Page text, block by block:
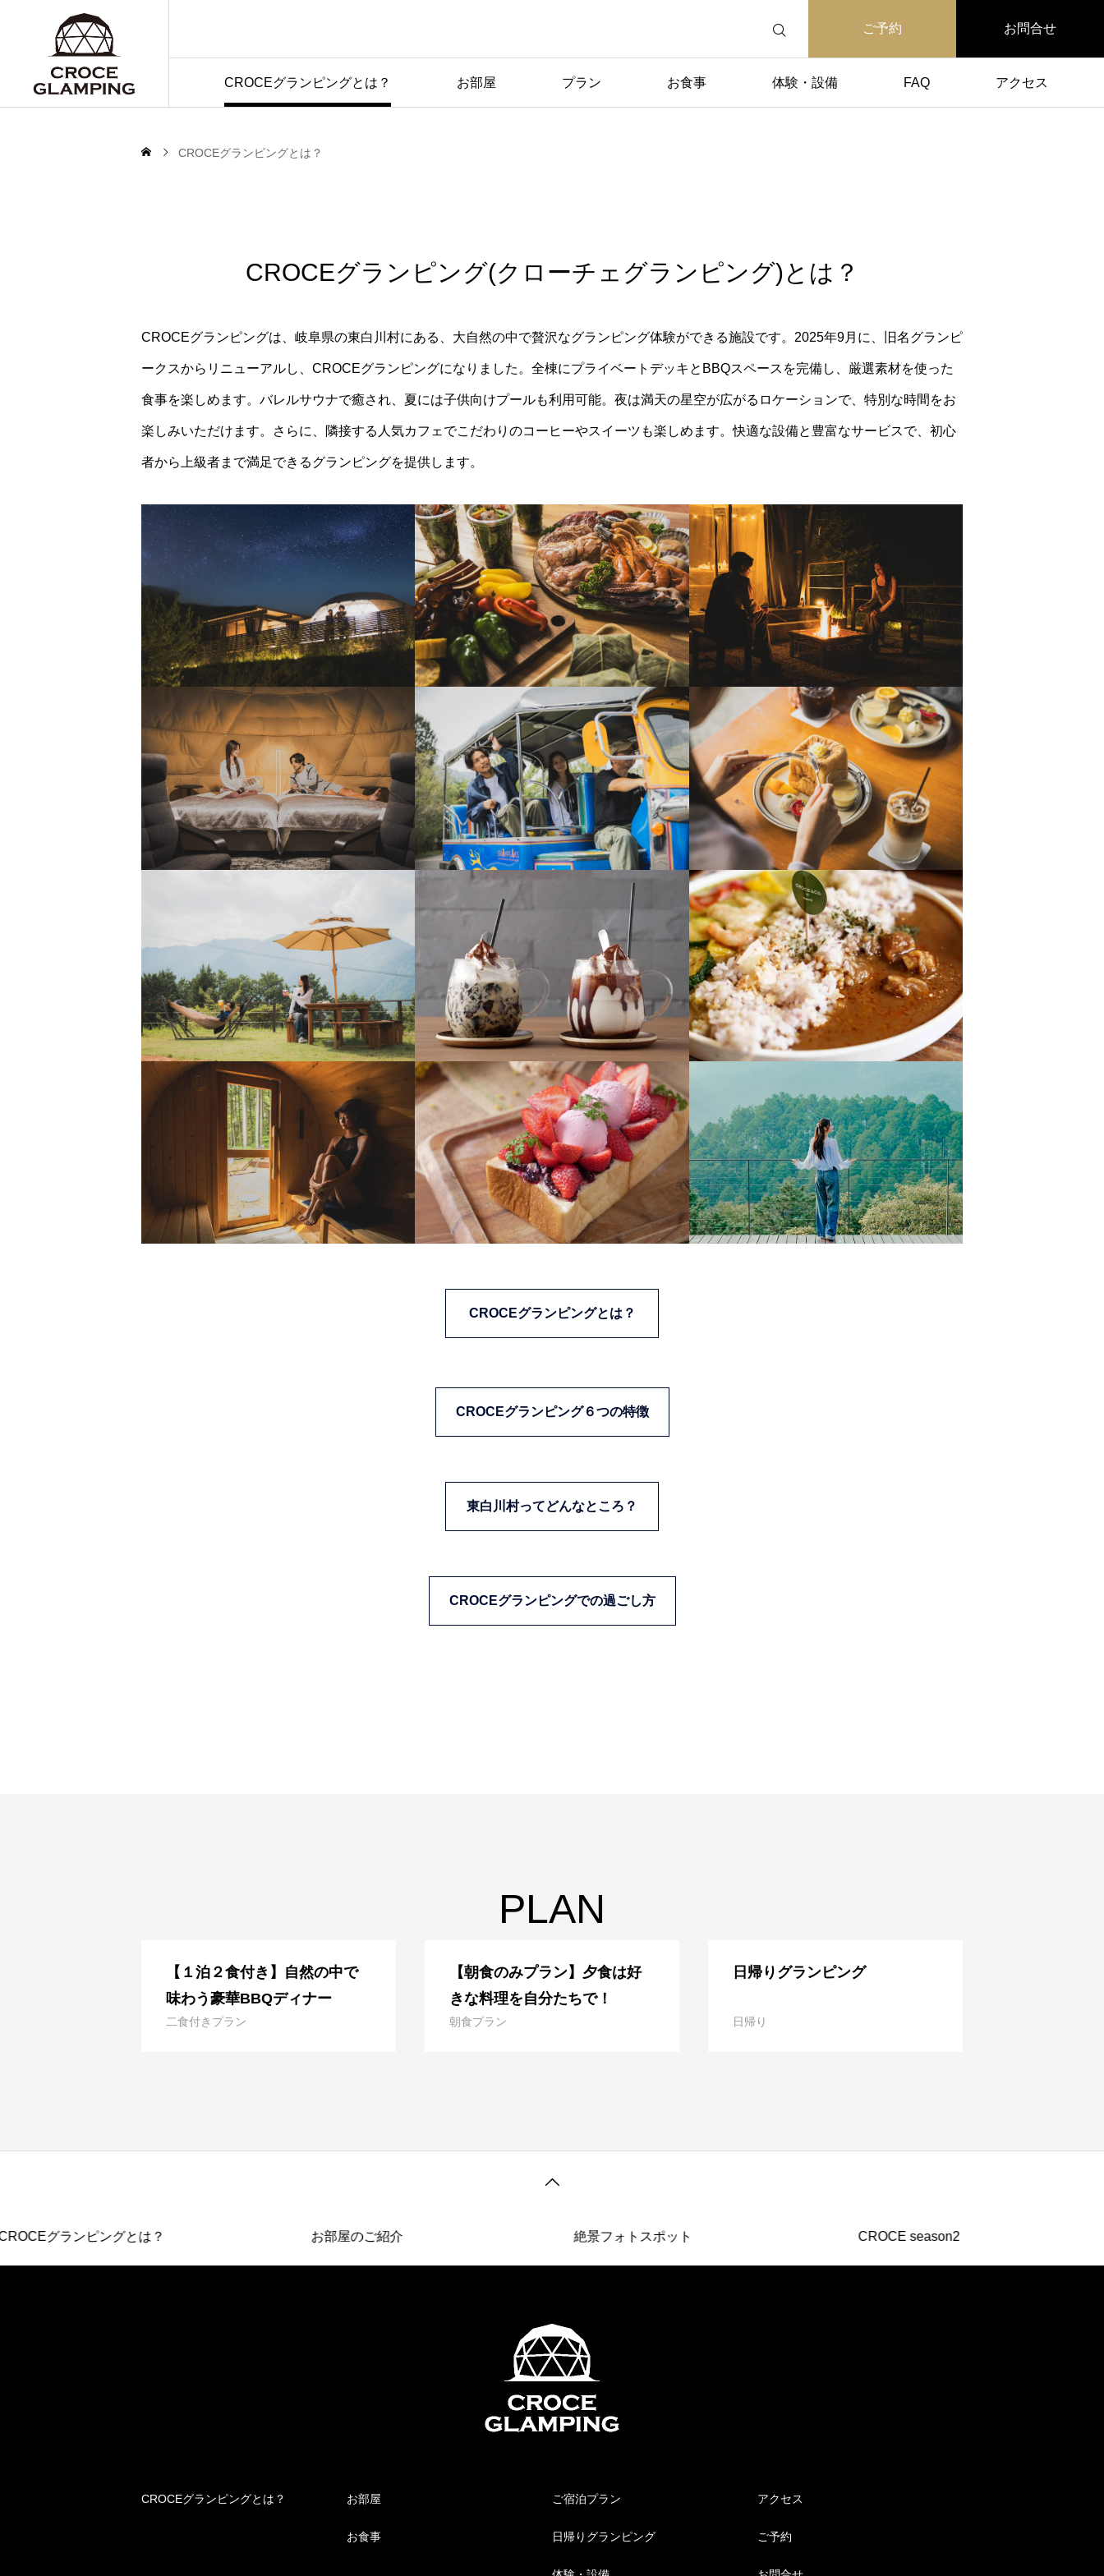
ご予約 お問合せ
CROCEグランピングとは？ お部屋 プラン お食事 体験・設備 FAQ アクセス
CROCEグ
ランピング
CROCEグランピングとは？
CROCEグランピング(クローチェグランピング)とは？
CROCEグランピングは、岐阜県の東白川村にある、大自然の中で贅沢なグランピング体験ができる施設です。2025年9月に、旧名グランピ
ークスからリニューアルし、CROCEグランピングになりました。全棟にプライベートデッキとBBQスペースを完備し、厳選素材を使った
食事を楽しめます。バレルサウナで癒され、夏には子供向けプールも利用可能。夜は満天の星空が広がるロケーションで、特別な時間をお
楽しみいただけます。さらに、隣接する人気カフェでこだわりのコーヒーやスイーツも楽しめます。快適な設備と豊富なサービスで、初心
者から上級者まで満足できるグランピングを提供します。
CROCEグランピングとは？
CROCEグランピング６つの特徴
東白川村ってどんなところ？
CROCEグランピングでの過ごし方
PLAN
【１泊２食付き】自然の中で
味わう豪華BBQディナー
二食付きプラン
【朝食のみプラン】夕食は好
きな料理を自分たちで！
朝食プラン
日帰りグランピング
日帰り
グランピングとは？ お部屋のご紹介 絶景フォトスポット CROCE season2
CROCEグランピングとは？ お部屋
お食事
ご宿泊プラン
日帰りグランピング
アクセス
ご予約